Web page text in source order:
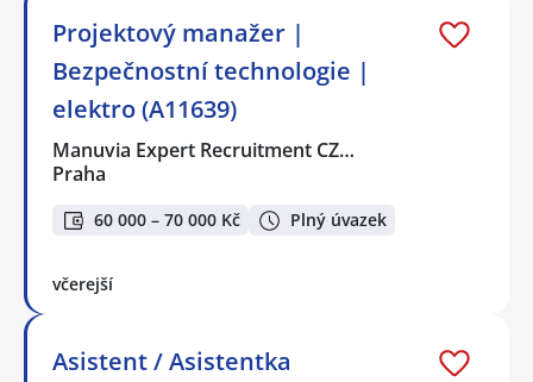
Projektový manažer |
Bezpečnostní technologie |
elektro (A11639)
Manuvia Expert Recruitment CZ…
Praha
60 000 – 70 000 Kč Plný úvazek
včerejší
Asistent / Asistentka